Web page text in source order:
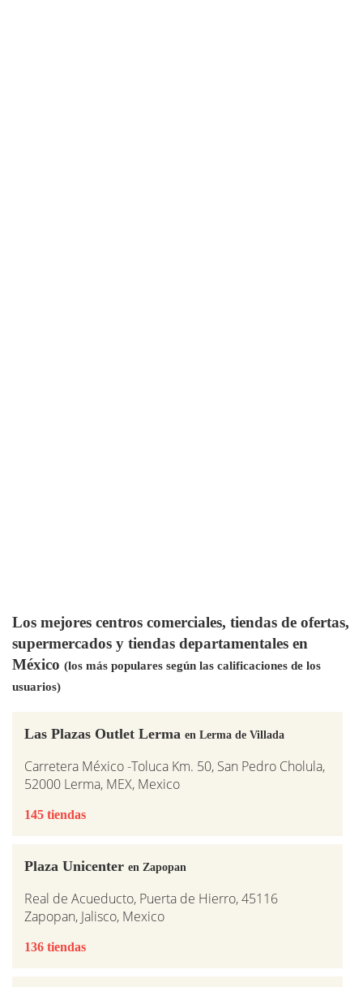
Los mejores centros comerciales, tiendas de ofertas,
supermercados y tiendas departamentales en
México (los más populares según las calificaciones de los
usuarios)
Las Plazas Outlet Lerma en Lerma de Villada
Carretera México -Toluca Km. 50, San Pedro Cholula,
52000 Lerma, MEX, Mexico
145 tiendas
Plaza Unicenter en Zapopan
Real de Acueducto, Puerta de Hierro, 45116
Zapopan, Jalisco, Mexico
136 tiendas